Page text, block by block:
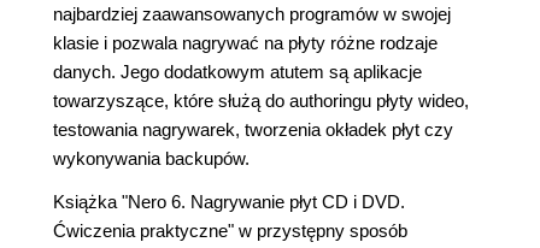
najbardziej zaawansowanych programów w swojej
klasie i pozwala nagrywać na płyty różne rodzaje
danych. Jego dodatkowym atutem są aplikacje
towarzyszące, które służą do authoringu płyty wideo,
testowania nagrywarek, tworzenia okładek płyt czy
wykonywania backupów.
Książka "Nero 6. Nagrywanie płyt CD i DVD.
Ćwiczenia praktyczne" w przystępny sposób